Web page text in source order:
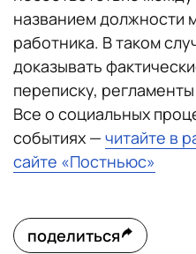
названием должности
работника. В таком
доказывать
переписку, регламенты
Все о социальных
событиях — читайте в
сайте «Постньюс»
поделиться